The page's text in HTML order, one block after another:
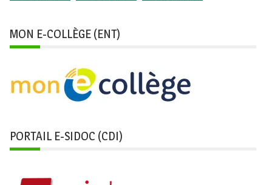
MON E-COLLÈGE (ENT)
PORTAIL E-SIDOC (CDI)